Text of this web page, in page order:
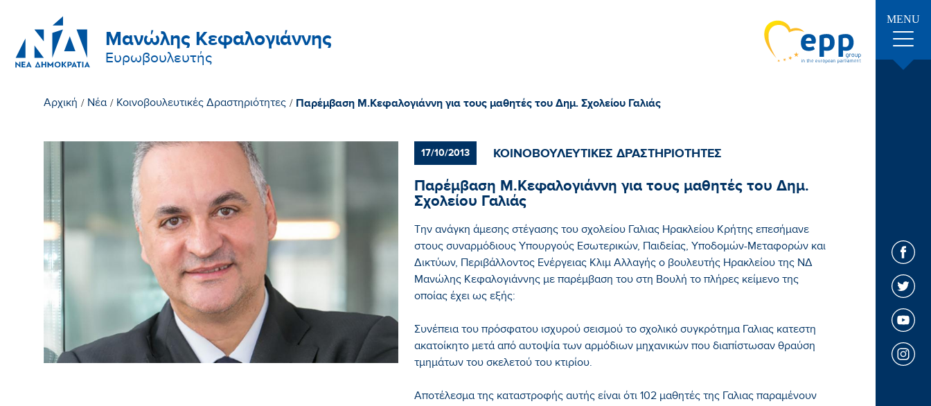
Μανώλης Κεφαλογιάννης
Ευρωβουλευτής
MENU
Αρχική / Νέα / Κοινοβουλευτικές Δραστηριότητες / Παρέμβαση Μ.Κεφαλογιάννη για τους μαθητές του Δημ. Σχολείου Γαλιάς
17/10/2013 ΚΟΙΝΟΒΟΥΛΕΥΤΙΚΕΣ ΔΡΑΣΤΗΡΙΟΤΗΤΕΣ
Παρέμβαση Μ.Κεφαλογιάννη για τους μαθητές του Δημ.
Σχολείου Γαλιάς
Την ανάγκη άμεσης στέγασης του σχολείου Γαλιας Ηρακλείου Κρήτης επεσήμανε
στους συναρμόδιους Υπουργούς Εσωτερικών, Παιδείας, Υποδομών-Μεταφορών και
Δικτύων, Περιβάλλοντος Ενέργειας Κλιμ Αλλαγής ο βουλευτής Ηρακλείου της ΝΔ
Μανώλης Κεφαλογιάννης με παρέμβαση του στη Βουλή το πλήρες κείμενο της
οποίας έχει ως εξής:
Συνέπεια του πρόσφατου ισχυρού σεισμού το σχολικό συγκρότημα Γαλιας κατεστη
ακατοίκητο μετά από αυτοψία των αρμόδιων μηχανικών που διαπίστωσαν θραύση
τμημάτων του σκελετού του κτιρίου.
Αποτέλεσμα της καταστροφής αυτής είναι ότι 102 μαθητές της Γαλιας παραμένουν